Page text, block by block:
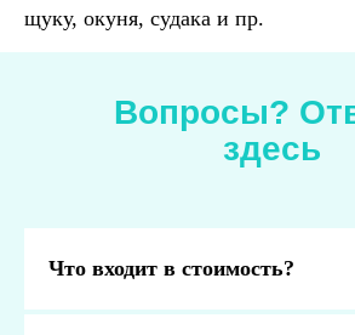
щуку, окуня, судака и пр.
Вопросы?
здесь
Что входит в стоимость?